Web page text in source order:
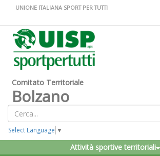
UNIONE ITALIANA SPORT PER TUTTI
Comitato Territoriale
Bolzano
Select Language ▼
Attività sportive territoriali